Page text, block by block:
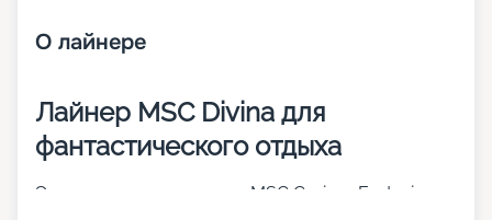
О лайнере
Лайнер MSC Divina для
фантастического отдыха
Это третье судно класса MSC Cruises Fantasia.